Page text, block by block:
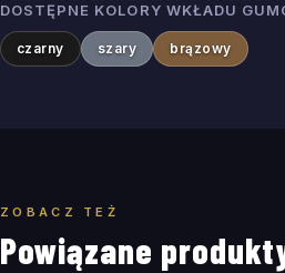
DOSTĘPNE KOLORY WKŁADU
czarny szary brązowy
ZOBACZ TEŻ
Powiązane